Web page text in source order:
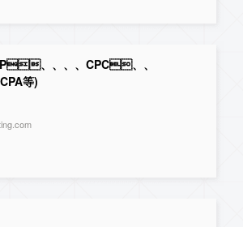
、、、、CPC、、
等)